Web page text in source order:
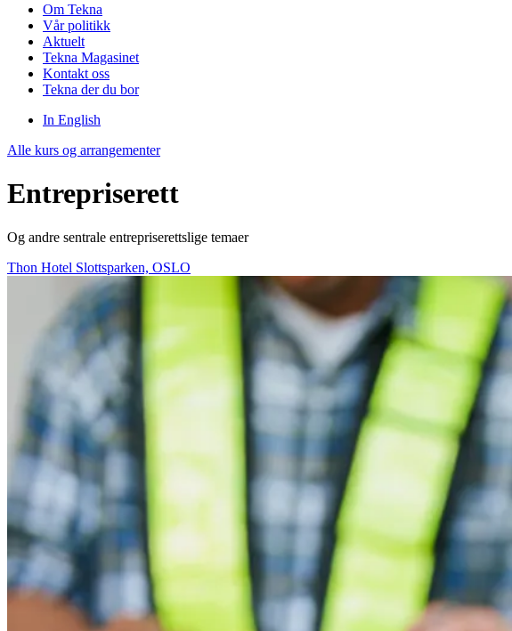
Om Tekna
Vår politikk
Aktuelt
Tekna Magasinet
Kontakt oss
Tekna der du bor
In English
Alle kurs og arrangementer
Entrepriserett
Og andre sentrale entrepriserettslige temaer
Thon Hotel Slottsparken, OSLO